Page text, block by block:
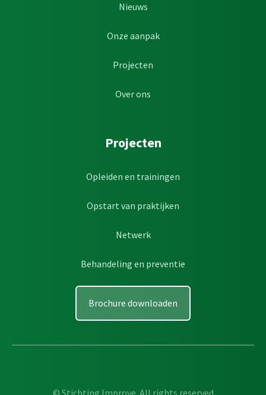
Nieuws
Onze aanpak
Projecten
Over ons
Projecten
Opleiden en trainingen
Opstart van praktijken
Netwerk
Behandeling en preventie
Brochure downloaden